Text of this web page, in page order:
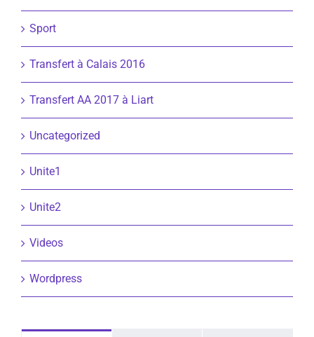
Sport
Transfert à Calais 2016
Transfert AA 2017 à Liart
Uncategorized
Unite1
Unite2
Videos
Wordpress